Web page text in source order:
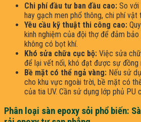
Chi phí đầu tư ban đầu cao: So với
hay gạch men phổ thông, chi phí vật
Yêu cầu kỹ thuật thi công cao:
kinh nghiệm của đội thợ để đảm
không có bọt khí.
Khó sửa chữa cục bộ: Việc sửa
để lại vết nối, khó đạt được sự đồng
Bề mặt có thể ngả vàng: Nếu sử
cho khu vực ngoài trời, bề mặt có
của tia UV. Cần sử dụng lớp phủ PU
Phân loại sàn epoxy sỏi phổ biến: